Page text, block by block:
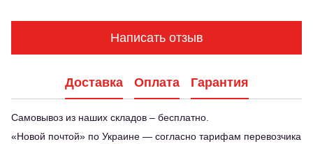
Написать отзыв
Доставка Оплата Гарантия
Самовывоз из наших складов – бесплатно.
«Новой почтой» по Украине — согласно тарифам перевозчика